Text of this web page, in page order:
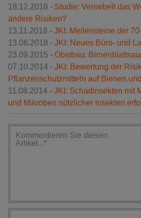
18.12.2018 - Studie: Vernebelt das
andere Risiken?
13.11.2018 - JKI: Meilensteine der
13.06.2018 - JKI: Neues Büro- und
23.09.2015 - Obstbau:
07.10.2014 - JKI: Bewertung der
Pflanzenschutzmitteln auf Bienen
11.08.2014 - JKI: Schadinsekten mit
und Mikroben nützlicher Insekten